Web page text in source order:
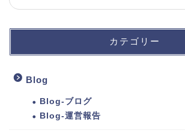
カテゴリー
Blog
Blog-ブログ
Blog-運営報告